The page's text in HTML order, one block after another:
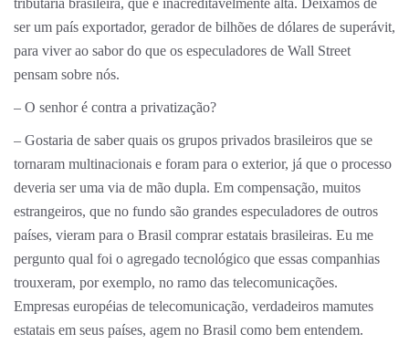
ser um país exportador, gerador de bilhões de dólares de superávit,
para viver ao sabor do que os especuladores de Wall Street
pensam sobre nós.
– O senhor é contra a privatização?
– Gostaria de saber quais os grupos privados brasileiros que se
tornaram multinacionais e foram para o exterior, já que o processo
deveria ser uma via de mão dupla. Em compensação, muitos
estrangeiros, que no fundo são grandes especuladores de outros
países, vieram para o Brasil comprar estatais brasileiras. Eu me
pergunto qual foi o agregado tecnológico que essas companhias
trouxeram, por exemplo, no ramo das telecomunicações.
Empresas européias de telecomunicação, verdadeiros mamutes
estatais em seus países, agem no Brasil como bem entendem.